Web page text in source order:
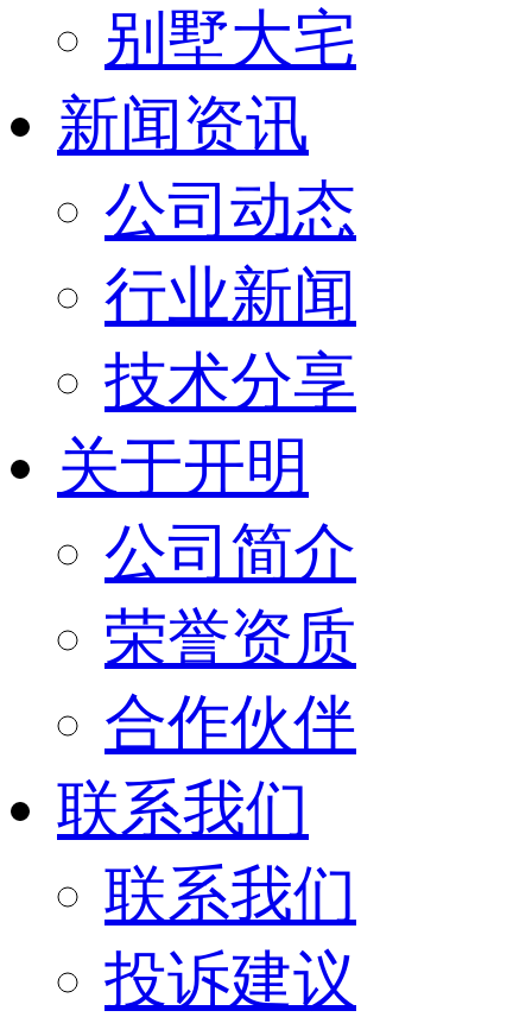
别墅大宅
新闻资讯
公司动态
行业新闻
技术分享
关于开明
公司简介
荣誉资质
合作伙伴
联系我们
联系我们
投诉建议